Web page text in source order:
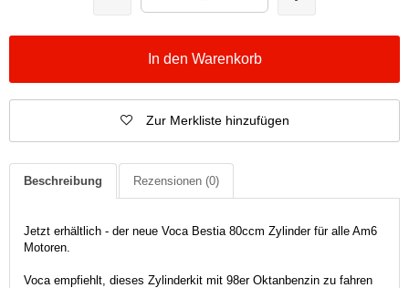
In den Warenkorb
Zur Merkliste hinzufügen
Beschreibung Rezensionen (0)
Jetzt erhältlich - der neue Voca Bestia 80ccm Zylinder für alle Am6
Motoren.
Voca empfiehlt, dieses Zylinderkit mit 98er Oktanbenzin zu fahren